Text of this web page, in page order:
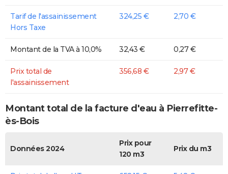
Tarif de l'assainissement
Hors Taxe
324,25 € 2,70 €
Montant de la TVA à 10,0% 32,43 € 0,27 €
Prix total de
l'assainissement
356,68 € 2,97 €
Montant total de la facture d'eau à Pierrefitte-
ès-Bois
Données 2024
Prix pour
120 m3
Prix du m3